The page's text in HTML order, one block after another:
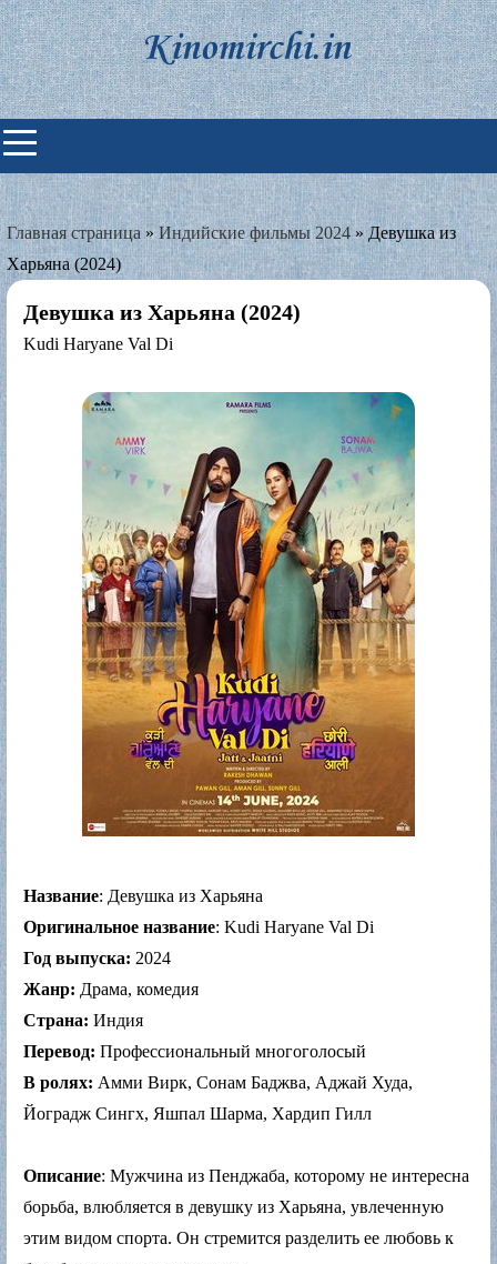
Skip
to
content
Индийские фильмы смотреть
онлайн
Главная страница»Индийские фильмы 2024»Девушка из
Харьяна (2024)
Девушка из Харьяна (2024)
Kudi Haryane Val Di
Название: Девушка из Харьяна
Оригинальное название: Kudi Haryane Val Di
Год выпуска: 2024
Жанр: Драма, комедия
Страна: Индия
Перевод: Профессиональный многоголосый
В ролях: Амми Вирк, Сонам Баджва, Аджай Худа,
Йоградж Сингх, Яшпал Шарма, Хардип Гилл
Описание: Мужчина из Пенджаба, которому не интересна
борьба, влюбляется в девушку из Харьяна, увлеченную
этим видом спорта. Он стремится разделить ее любовь к